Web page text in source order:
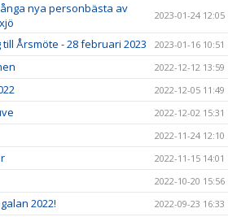
nya personbästa av
2023-01-24 12:05
Årsmöte - 28 februari 2023 2023-01-16 10:51
2022-12-12 13:59
2022-12-05 11:49
2022-12-02 15:31
2022-11-24 12:10
2022-11-15 14:01
2022-10-20 15:56
2022! 2022-09-23 16:33